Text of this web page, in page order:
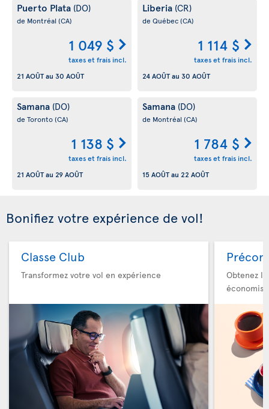
Puerto Plata (DO)
de Montréal (CA)
1 049 $
taxes et frais incl.
21 AOÛTau 30 AOÛT
Liberia (CR)
de Québec(CA)
1 114 $
taxes et frais incl.
24 AOÛTau 30 AOÛT
Samana (DO)
de Toronto(CA)
1 138 $
taxes et frais incl.
21 AOÛTau 29 AOÛT
Samana (DO)
de Montréal (CA)
1 784 $
taxes et frais incl.
15 AOÛTau 22 AOÛT
Bonifiez votre expérience de vol!
Classe Club
Transformez votre vol en expérience
Obtenez